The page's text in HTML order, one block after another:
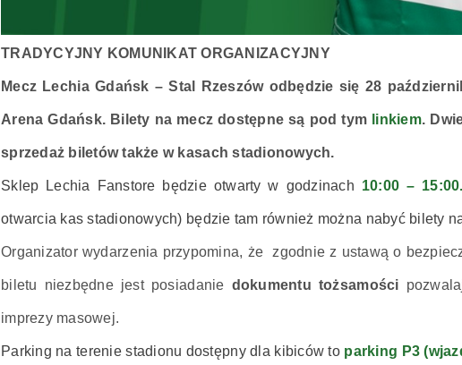
TRADYCYJNY KOMUNIKAT ORGANIZACYJNY
Mecz Lechia Gdańsk – Stal Rzeszów odbędzie się 28
Arena Gdańsk. Bilety na mecz dostępne są pod tym linkiem.
sprzedaż biletów także w kasach stadionowych.
Sklep Lechia Fanstore będzie otwarty w godzinach 10:00 – 15:00.
otwarcia kas stadionowych) będzie tam również można nabyć bilety
Organizator wydarzenia przypomina, że zgodnie z ustawą o
biletu niezbędne jest posiadanie dokumentu tożsamości
imprezy masowej.
Parking na terenie stadionu dostępny dla kibiców to parking P3